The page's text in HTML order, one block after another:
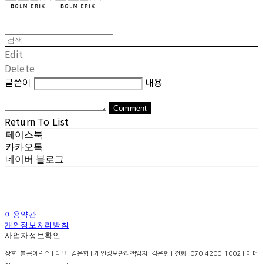
Edit
Delete
글쓴이
내용
Comment
Return To List
페이스북
카카오톡
네이버 블로그
이용약관
개인정보처리방침
사업자정보확인
상호: 볼름에릭스 | 대표: 김은형 | 개인정보관리책임자: 김은형 | 전화: 070-4200-1002 | 이메